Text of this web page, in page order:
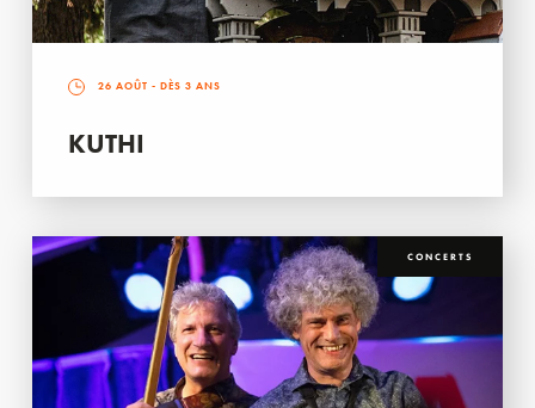
26 AOÛT - DÈS 3 ANS
KUTHI
CONCERTS